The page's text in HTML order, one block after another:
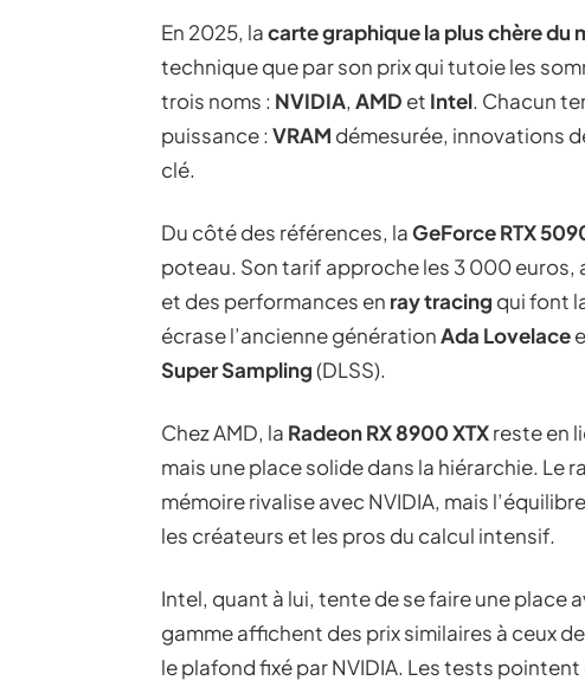
En 2025, lacarte graphique la plus chère du
technique que par son prix qui tutoie les
trois noms : NVIDIA, AMD et Intel. Chacun
puissance : VRAM démesurée, innovations
clé.
Du côté des références, laGeForce RTX
poteau. Son tarif approche les 3 000 euros,
et des performances en ray tracing qui font
écrase l’ancienne générationAda Lovelace
Super Sampling(DLSS).
Chez AMD, la Radeon RX 8900 XTXreste en
mais une place solide dans la hiérarchie. Le
mémoire rivalise avec NVIDIA, mais
les créateurs et les pros du calcul intensif.
Intel, quant à lui, tente de se faire une place
gamme affichent des prix similaires à ceux
le plafond fixé par NVIDIA. Les tests